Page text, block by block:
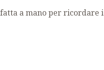
a mano per ricordare i